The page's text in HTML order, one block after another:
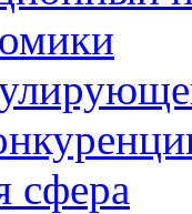
сфера